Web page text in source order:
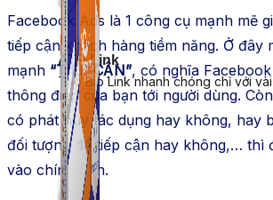
ATP Link
Tạo Bio Link nhanh chóng chỉ với
Facebook Ads là 1 công cụ mạnh mẽ
tiếp cận khách hàng tiềm năng. Ở đây
mạnh “TIẾP CẬN”, có nghĩa
thông điệp của bạn tới người dùng.
có phát huy tác dụng hay không, hay
đối tượng để tiếp cận hay không,… thì
vào chính bạn.